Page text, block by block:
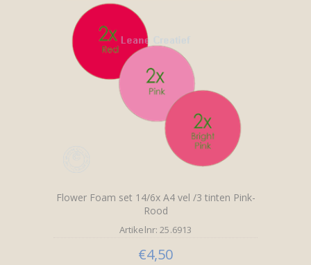
Flower Foam set 14/6x A4 vel /3 tinten Pink-
Rood
Artikelnr: 25.6913
€4,50